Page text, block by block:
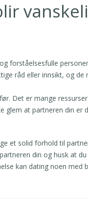
forståelsesfulle
råd eller innsikt, og
Det er mange
glem at partneren din er
et solid forhold til
din og husk at
kan dating noen med